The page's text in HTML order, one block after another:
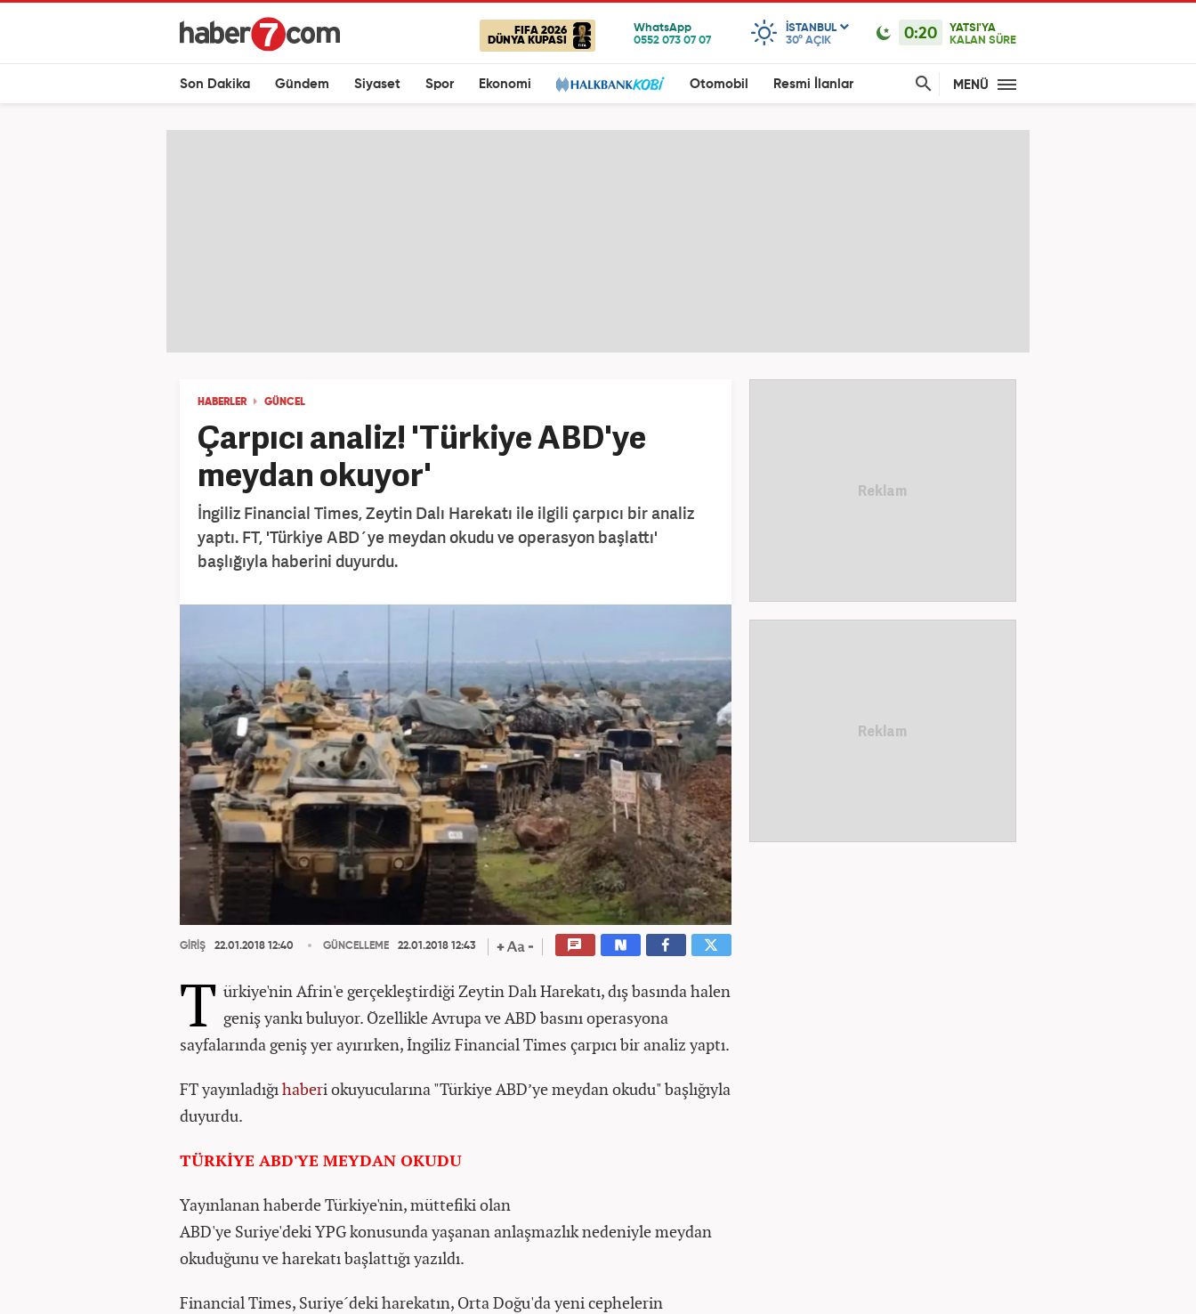
FIFA 2026
DÜNYA KUPASI
ISTANBUL
30° AÇIK 0:20
YATSI'YA
KALAN SÜRE
Son Dakika Gündem Siyaset Spor Ekonomi Otomobil Resmi İlanlar MENÜ
HABERLER GÜNCEL
Çarpıcı analiz! 'Türkiye ABD'ye
meydan okuyor'
İngiliz Financial Times, Zeytin Dalı Harekatı ile ilgili çarpıcı bir analiz
yaptı. FT, 'Türkiye ABD´ye meydan okudu ve operasyon başlattı'
başlığıyla haberini duyurdu.
GİRİŞ 22.01.2018 12:40 GÜNCELLEME 22.01.2018 12:43
T ürkiye'nin Afrin'e gerçekleştirdiği Zeytin Dalı Harekatı, dış basında halen
geniş yankı buluyor. Özellikle Avrupa ve ABD basını operasyona
sayfalarında geniş yer ayırırken, İngiliz Financial Times çarpıcı bir analiz yaptı.
FT yayınladığıhaberi okuyucularına "Türkiye ABD’ye meydan okudu" başlığıyla
duyurdu.
TÜRKİYE ABD'YE MEYDAN OKUDU
Yayınlanan haberde Türkiye'nin, müttefiki olan
ABD'ye Suriye'deki YPG konusunda yaşanan anlaşmazlık nedeniyle meydan
okuduğunu ve harekatı başlattığı yazıldı.
Financial Times, Suriye´deki harekatın, Orta Doğu'da yeni cephelerin